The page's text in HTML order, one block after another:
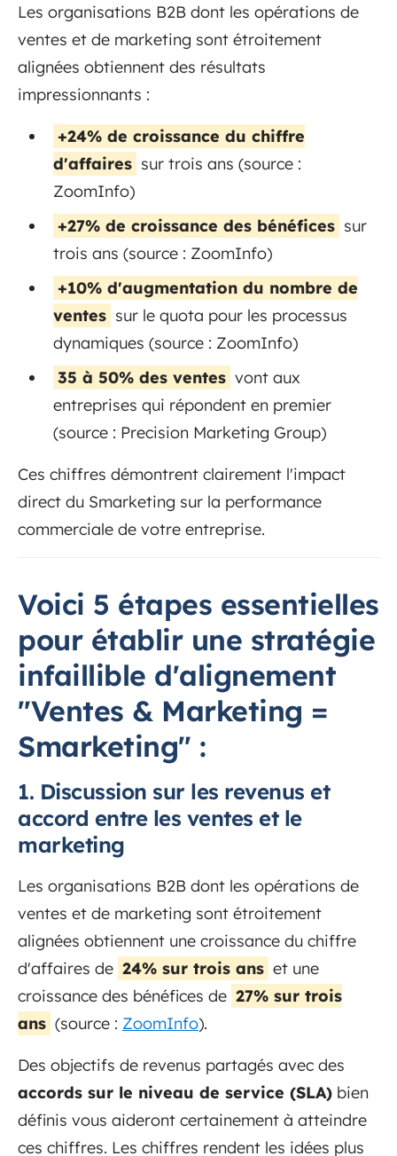
Les organisations B2B dont les opérations de
ventes et de marketing sont étroitement
alignées obtiennent des résultats
impressionnants :
+24% de croissance du chiffre
d'affaires sur trois ans (source :
ZoomInfo)
+27% de croissance des bénéfices sur
trois ans (source : ZoomInfo)
+10% d'augmentation du nombre de
ventes sur le quota pour les processus
dynamiques (source : ZoomInfo)
35 à 50% des ventes vont aux
entreprises qui répondent en premier
(source : Precision Marketing Group)
Ces chiffres démontrent clairement l'impact
direct du Smarketing sur la performance
commerciale de votre entreprise.
Voici 5 étapes essentielles
pour établir une stratégie
infaillible d'alignement
"Ventes & Marketing =
Smarketing" :
1. Discussion sur les revenus et
accord entre les ventes et le
marketing
Les organisations B2B dont les opérations de
ventes et de marketing sont étroitement
alignées obtiennent une croissance du chiffre
d'affaires de 24% sur trois ans et une
croissance des bénéfices de 27% sur trois
ans (source : ZoomInfo).
Des objectifs de revenus partagés avec des
accords sur le niveau de service (SLA) bien
définis vous aideront certainement à atteindre
ces chiffres. Les chiffres rendent les idées plus